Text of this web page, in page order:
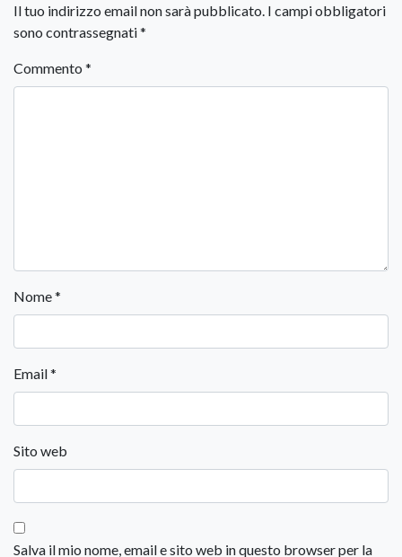
Il tuo indirizzo email non sarà pubblicato. I campi obbligatori
sono contrassegnati*
Commento *
Nome*
Email*
Sito web
Salva il mio nome, email e sito web in questo browser per la